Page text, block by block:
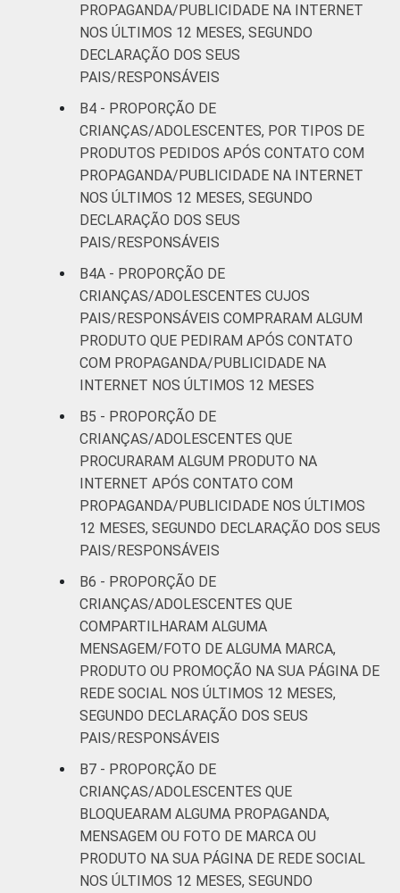
PROPAGANDA/PUBLICIDADE NA INTERNET
NOS ÚLTIMOS 12 MESES, SEGUNDO
DECLARAÇÃO DOS SEUS
PAIS/RESPONSÁVEIS
B4 - PROPORÇÃO DE
CRIANÇAS/ADOLESCENTES, POR TIPOS DE
PRODUTOS PEDIDOS APÓS CONTATO COM
PROPAGANDA/PUBLICIDADE NA INTERNET
NOS ÚLTIMOS 12 MESES, SEGUNDO
DECLARAÇÃO DOS SEUS
PAIS/RESPONSÁVEIS
B4A - PROPORÇÃO DE
CRIANÇAS/ADOLESCENTES CUJOS
PAIS/RESPONSÁVEIS COMPRARAM ALGUM
PRODUTO QUE PEDIRAM APÓS CONTATO
COM PROPAGANDA/PUBLICIDADE NA
INTERNET NOS ÚLTIMOS 12 MESES
B5 - PROPORÇÃO DE
CRIANÇAS/ADOLESCENTES QUE
PROCURARAM ALGUM PRODUTO NA
INTERNET APÓS CONTATO COM
PROPAGANDA/PUBLICIDADE NOS ÚLTIMOS
12 MESES, SEGUNDO DECLARAÇÃO DOS SEUS
PAIS/RESPONSÁVEIS
B6 - PROPORÇÃO DE
CRIANÇAS/ADOLESCENTES QUE
COMPARTILHARAM ALGUMA
MENSAGEM/FOTO DE ALGUMA MARCA,
PRODUTO OU PROMOÇÃO NA SUA PÁGINA DE
REDE SOCIAL NOS ÚLTIMOS 12 MESES,
SEGUNDO DECLARAÇÃO DOS SEUS
PAIS/RESPONSÁVEIS
B7 - PROPORÇÃO DE
CRIANÇAS/ADOLESCENTES QUE
BLOQUEARAM ALGUMA PROPAGANDA,
MENSAGEM OU FOTO DE MARCA OU
PRODUTO NA SUA PÁGINA DE REDE SOCIAL
NOS ÚLTIMOS 12 MESES, SEGUNDO